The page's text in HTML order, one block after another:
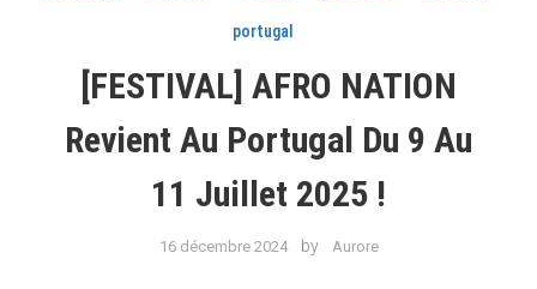
portugal
[FESTIVAL] AFRO NATION
Revient Au Portugal Du 9 Au
11 Juillet 2025 !
16 décembre 2024 by Aurore